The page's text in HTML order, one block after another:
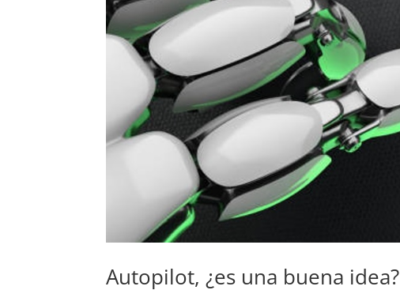
Autopilot, ¿es una buena idea?